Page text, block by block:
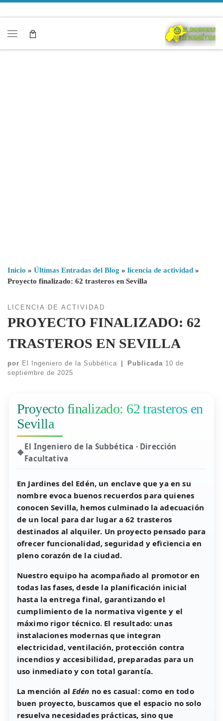
Inicio » Últimas Entradas del Blog » licencia de actividad »
Proyecto finalizado: 62 trasteros en Sevilla
LICENCIA DE ACTIVIDAD
PROYECTO FINALIZADO: 62
TRASTEROS EN SEVILLA
por El Ingeniero de la Subbética Publicada 10 de
septiembre de 2025
Proyecto finalizado: 62 trasteros en
Sevilla
El Ingeniero de la Subbética · Dirección
Facultativa
En Jardines del Edén, un enclave que ya en su
nombre evoca buenos recuerdos para quienes
conocen Sevilla, hemos culminado la adecuación
de un local para dar lugar a62 trasteros
destinados al alquiler. Un proyecto pensado para
ofrecer funcionalidad, seguridad y eficiencia en
pleno corazón de la ciudad.
Nuestro equipo ha acompañado al promotor en
todas las fases, desde la planificación inicial
hasta la entrega final, garantizando el
cumplimiento de la normativa vigente y el
máximo rigor técnico. El resultado: unas
instalaciones modernas que integran
electricidad, ventilación, protección contra
incendios y accesibilidad, preparadas para un
uso inmediato y con total garantía.
La mención alEdén no es casual: como en todo
buen proyecto, buscamos que el espacio no solo
resuelva necesidades prácticas, sino que